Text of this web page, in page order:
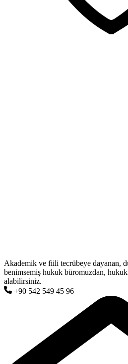
Akademik ve fiili tecrübeye dayanan,
benimsemiş hukuk büromuzdan,
alabilirsiniz.
+90 542 549 45 96